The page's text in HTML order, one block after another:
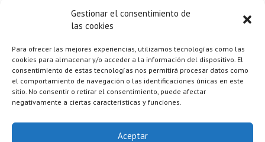
Gestionar el consentimiento de
las cookies
Para ofrecer las mejores experiencias, utilizamos tecnologías como las
cookies para almacenar y/o acceder a la información del dispositivo. El
consentimiento de estas tecnologías nos permitirá procesar datos como
el comportamiento de navegación o las identificaciones únicas en este
sitio. No consentir o retirar el consentimiento, puede afectar
negativamente a ciertas características y funciones.
Aceptar
dobles compartidas con baño privado
Traslados privados del Aeropuerto de Ámsterdam al Hotel (ida y
vuelta)
Transporte privado para todo el día de la excursión a Aalkmar –
Castricum aan zee – Zaanse Schans